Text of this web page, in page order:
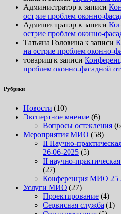
Администратор к записи
острие проблем оконно-
Администратор к записи
острие проблем оконно-
Татьяна Головина к записи
на острие проблем оконно-
товарищ к записи
проблем оконно-фасадной
Рубрики
Новости (10)
Экспертное мнение (6)
Вопросы остекления
Мероприятия МИО (58)
II Научно-
26-06-2025 (3)
II научно-
(27)
Конференция МИО 25
Услуги МИО (27)
Проектирование (4)
Сервисная служба (1)